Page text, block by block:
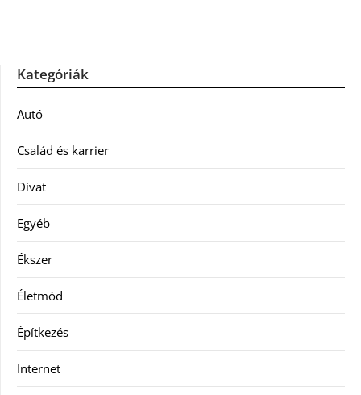
Kategóriák
Autó
Család és karrier
Divat
Egyéb
Ékszer
Életmód
Építkezés
Internet